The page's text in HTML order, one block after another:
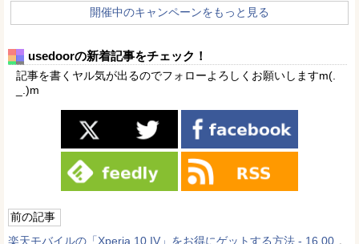
開催中のキャンペーンをもっと見る
usedoorの新着記事をチェック！
記事を書くヤル気が出るのでフォローよろしくお願いしますm(.
_.)m
前の記事
楽天モバイルの「Xperia 10 IV」をお得にゲットする方法 - 16,00